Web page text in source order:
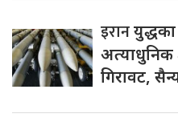
इरान
अत्याधुनिक
गिरावट,